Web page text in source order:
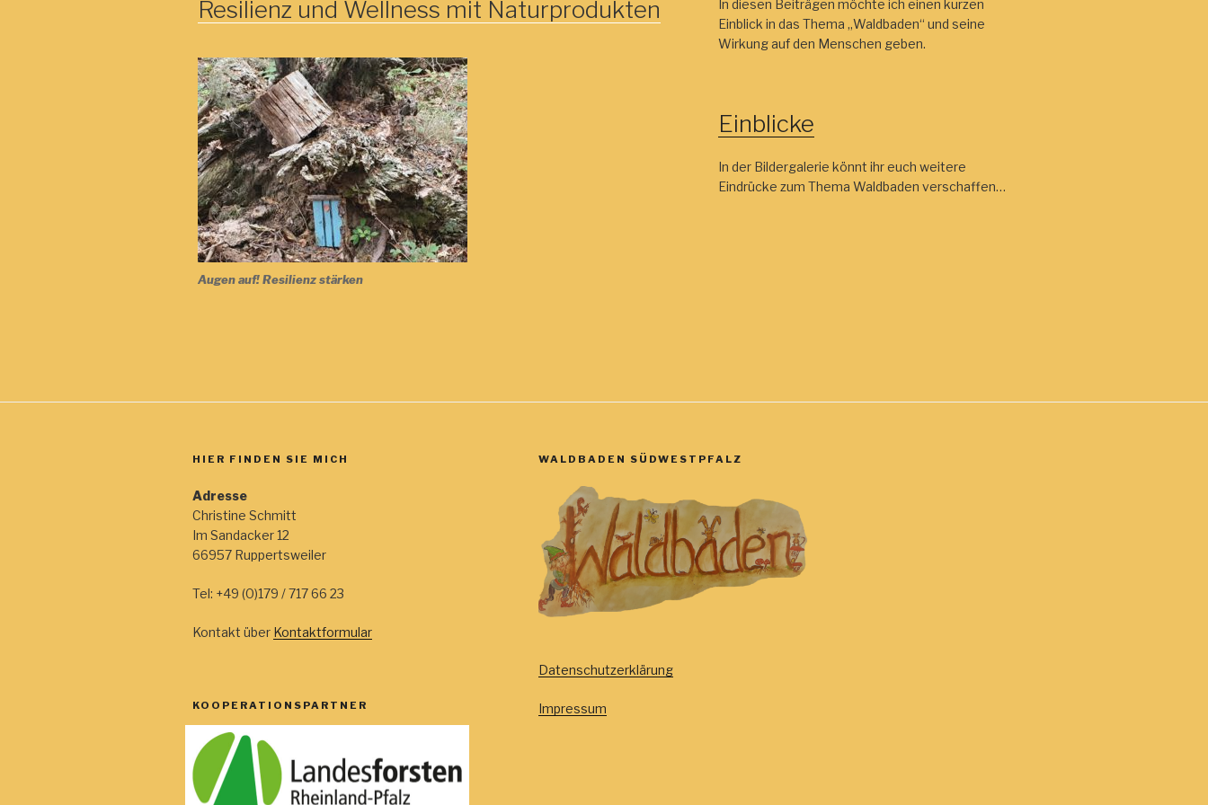
Resilienz und Wellness mit Naturprodukten
Augen auf! Resilienz stärken
In diesen Beiträgen möchte ich einen kurzen
Einblick in das Thema „Waldbaden“ und seine
Wirkung auf den Menschen geben.
Einblicke
In der Bildergalerie könnt ihr euch weitere
Eindrücke zum Thema Waldbaden verschaffen…
HIER FINDEN SIE MICH
Adresse
Christine Schmitt
Im Sandacker 12
66957 Ruppertsweiler
Tel: +49 (0)179 / 717 66 23
Kontakt über Kontaktformular
KOOPERATIONSPARTNER
WALDBADEN SÜDWESTPFALZ
Datenschutzerklärung
Impressum